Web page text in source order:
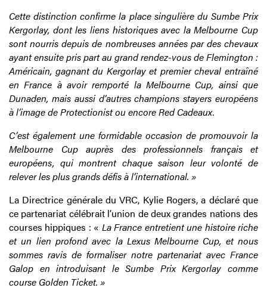
Cette distinction confirme la place singulière du Sumbe Prix
Kergorlay, dont les liens historiques avec la Melbourne Cup
sont nourris depuis de nombreuses années par des chevaux
ayant ensuite pris part au grand rendez-vous de Flemington :
Américain, gagnant du Kergorlay et premier cheval entraîné
en France à avoir remporté la Melbourne Cup, ainsi que
Dunaden, mais aussi d’autres champions stayers européens
à l’image de Protectionist ou encore Red Cadeaux.
C’est également une formidable occasion de promouvoir la
Melbourne Cup auprès des professionnels français et
européens, qui montrent chaque saison leur volonté de
relever les plus grands défis à l’international. »
La Directrice générale du VRC, Kylie Rogers, a déclaré que
ce partenariat célébrait l’union de deux grandes nations des
courses hippiques : « La France entretient une histoire riche
et un lien profond avec la Lexus Melbourne Cup, et nous
sommes ravis de formaliser notre partenariat avec France
Galop en introduisant le Sumbe Prix Kergorlay comme
course Golden Ticket. »